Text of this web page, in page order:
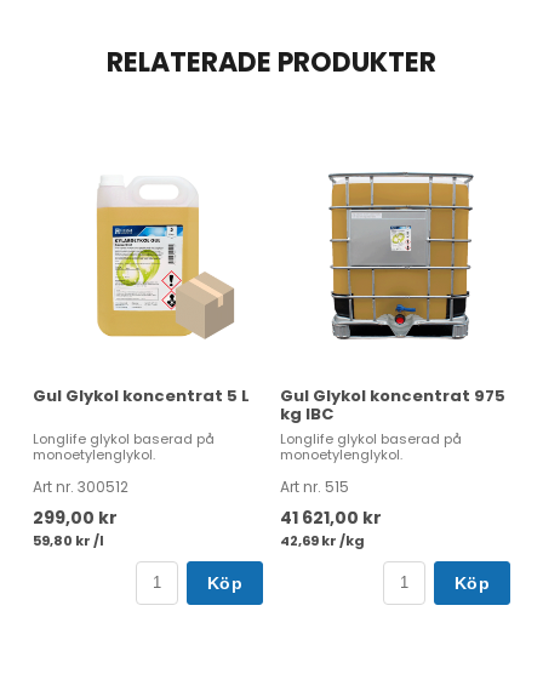
RELATERADE PRODUKTER
Gul Glykol koncentrat 5 L
Longlife glykol baserad på
monoetylenglykol.
Art nr. 300512
299,00 kr
59,80 kr /l
Köp
Gul Glykol koncentrat 975
kg IBC
Longlife glykol baserad på
monoetylenglykol.
Art nr. 515
41 621,00 kr
42,69 kr /kg
Köp